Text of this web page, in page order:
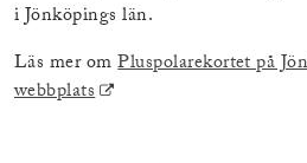
i Jönköpings län.
Läs mer omPluspolarekortet på
webbplats(Extern